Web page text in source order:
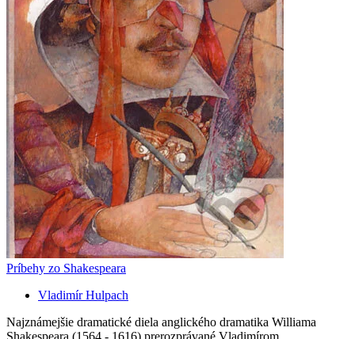
Príbehy zo Shakespeara
Vladimír Hulpach
Najznámejšie dramatické diela anglického dramatika Williama